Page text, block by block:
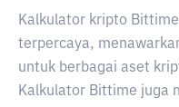
Kalkulator kripto
terpercaya,
untuk berbagai aset
Kalkulator Bittime juga